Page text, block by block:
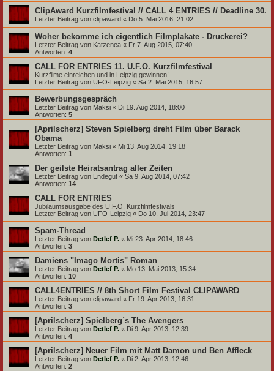
ClipAward Kurzfilmfestival // CALL 4 ENTRIES // Deadline 30.
Letzter Beitrag von clipaward « Do 5. Mai 2016, 21:02
Woher bekomme ich eigentlich Filmplakate - Druckerei?
Letzter Beitrag von Katzenea « Fr 7. Aug 2015, 07:40
Antworten: 4
CALL FOR ENTRIES 11. U.F.O. Kurzfilmfestival
Kurzfilme einreichen und in Leipzig gewinnen!
Letzter Beitrag von UFO-Leipzig « Sa 2. Mai 2015, 16:57
Bewerbungsgespräch
Letzter Beitrag von Maksi « Di 19. Aug 2014, 18:00
Antworten: 5
[Aprilscherz] Steven Spielberg dreht Film über Barack
Obama
Letzter Beitrag von Maksi « Mi 13. Aug 2014, 19:18
Antworten: 1
Der geilste Heiratsantrag aller Zeiten
Letzter Beitrag von Endegut « Sa 9. Aug 2014, 07:42
Antworten: 14
CALL FOR ENTRIES
Jubiläumsausgabe des U.F.O. Kurzfilmfestivals
Letzter Beitrag von UFO-Leipzig « Do 10. Jul 2014, 23:47
Spam-Thread
Letzter Beitrag von Detlef P. « Mi 23. Apr 2014, 18:46
Antworten: 3
Damiens "Imago Mortis" Roman
Letzter Beitrag von Detlef P. « Mo 13. Mai 2013, 15:34
Antworten: 10
CALL4ENTRIES // 8th Short Film Festival CLIPAWARD
Letzter Beitrag von clipaward « Fr 19. Apr 2013, 16:31
Antworten: 3
[Aprilscherz] Spielberg´s The Avengers
Letzter Beitrag von Detlef P. « Di 9. Apr 2013, 12:39
Antworten: 4
[Aprilscherz] Neuer Film mit Matt Damon und Ben Affleck
Letzter Beitrag von Detlef P. « Di 2. Apr 2013, 12:46
Antworten: 2